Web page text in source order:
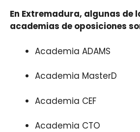
En Extremadura, algunas de
academias de oposiciones
Academia ADAMS
Academia MasterD
Academia CEF
Academia CTO